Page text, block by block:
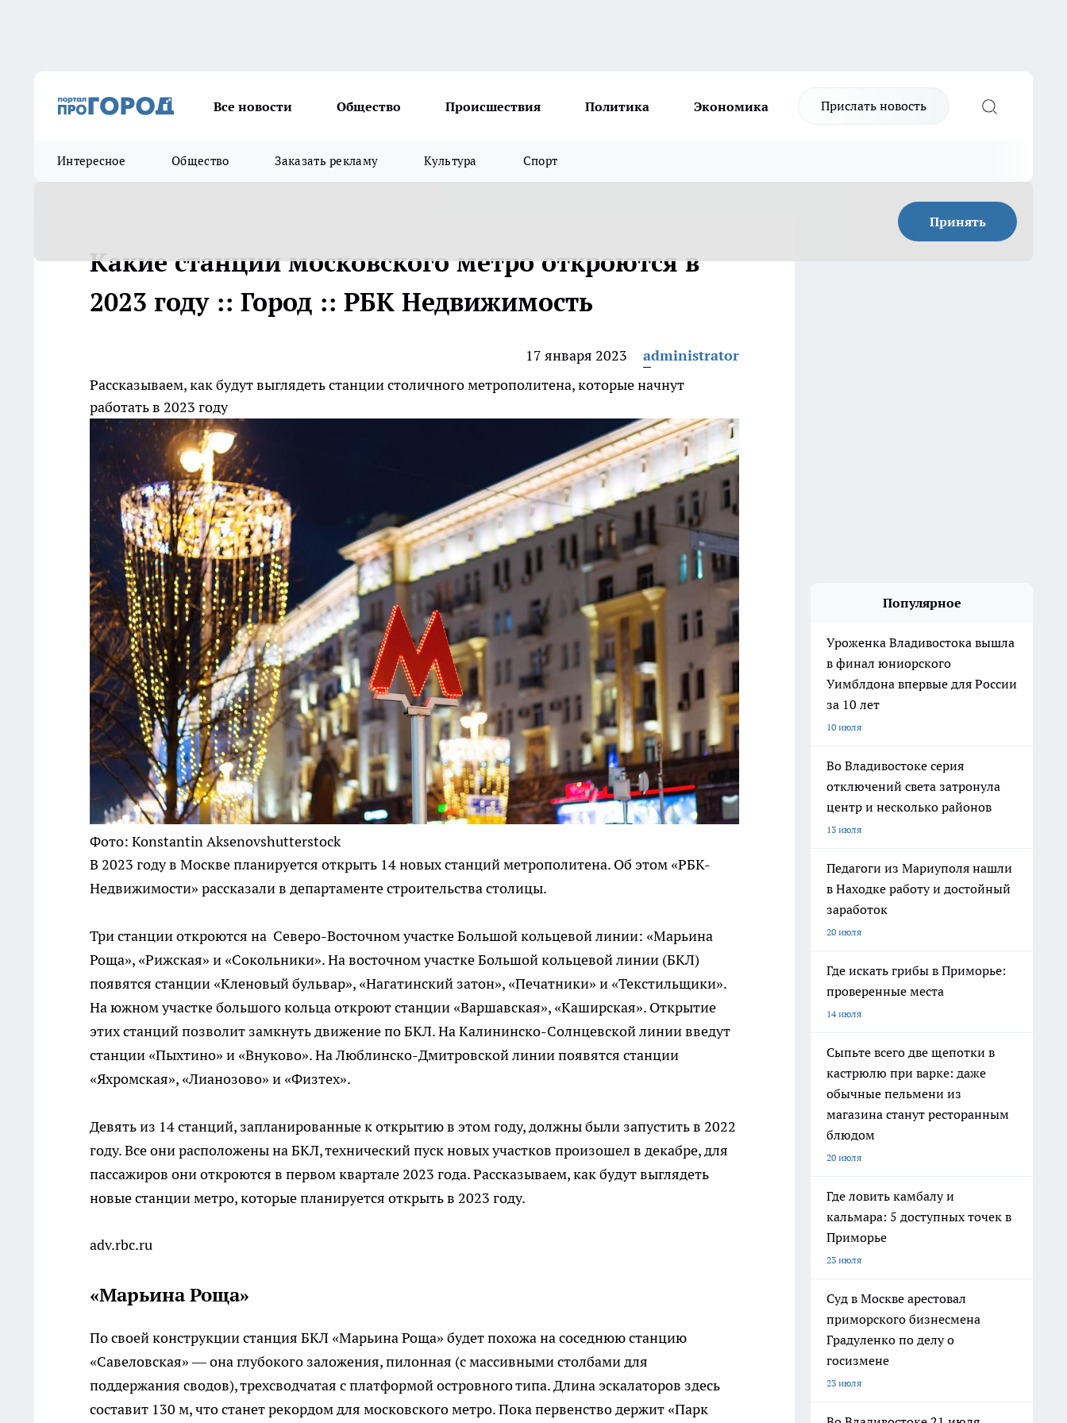
Все новости Общество Происшествия Политика Экономика Прислать новость
Интересное Общество Заказать рекламу Культура Спорт
Принять
Какие станции московского метро откроются в
2023 году :: Город :: РБК Недвижимость
17 января 2023
administrator
Рассказываем, как будут выглядеть станции столичного метрополитена, которые начнут
работать в 2023 году
Фото: Konstantin Aksenovshutterstock
В 2023 году в Москве планируется открыть 14 новых станций метрополитена. Об этом «РБК-
Недвижимости» рассказали в департаменте строительства столицы.
Три станции откроются на ­ Северо-Восточном участке Большой кольцевой линии: «Марьина
Роща», «Рижская» и «Сокольники». На восточном участке Большой кольцевой линии (БКЛ)
появятся станции «Кленовый бульвар», «Нагатинский затон», «Печатники» и «Текстильщики».
На южном участке большого кольца откроют станции «Варшавская», «Каширская». Открытие
этих станций позволит замкнуть движение по БКЛ. На Калининско-Солнцевской линии введут
станции «Пыхтино» и «Внуково». На Люблинско-Дмитровской линии появятся станции
«Яхромская», «Лианозово» и «Физтех».
Девять из 14 станций, запланированные к открытию в этом году, должны были запустить в 2022
году. Все они расположены на БКЛ, технический пуск новых участков произошел в декабре, для
пассажиров они откроются в первом квартале 2023 года. Рассказываем, как будут выглядеть
новые станции метро, которые планируется открыть в 2023 году.
adv.rbc.ru
«Марьина Роща»
По своей конструкции станция БКЛ «Марьина Роща» будет похожа на соседнюю станцию
«Савеловская» — она глубокого заложения, пилонная (с массивными столбами для
поддержания сводов), трехсводчатая с платформой островного типа. Длина эскалаторов здесь
составит 130 м, что станет рекордом для московского метро. Пока первенство держит «Парк
Популярное
Уроженка Владивостока вышла
в финал юниорского
Уимблдона впервые для России
за 10 лет
10 июля
Во Владивостоке серия
отключений света затронула
центр и несколько районов
13 июля
Педагоги из Мариуполя нашли
в Находке работу и достойный
заработок
20 июля
Где искать грибы в Приморье:
проверенные места
14 июля
Сыпьте всего две щепотки в
кастрюлю при варке: даже
обычные пельмени из
магазина станут ресторанным
блюдом
20 июля
Где ловить камбалу и
кальмара: 5 доступных точек в
Приморье
23 июля
Суд в Москве арестовал
приморского бизнесмена
Градуленко по делу о
госизмене
23 июля